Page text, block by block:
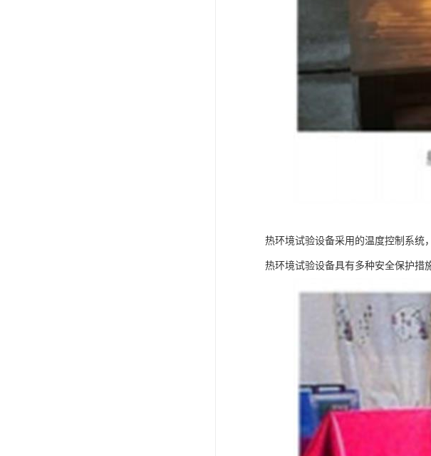
热环境试验设备采用的温度控制系统
热环境试验设备具有多种安全保护措